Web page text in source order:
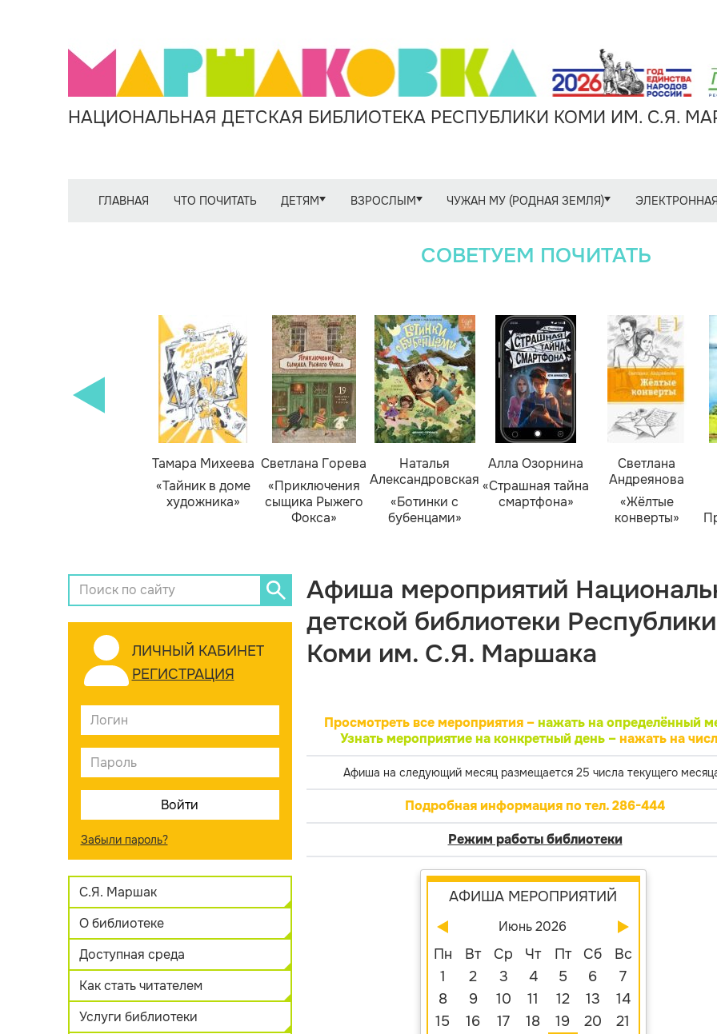
НАЦИОНАЛЬНАЯ ДЕТСКАЯ БИБЛИОТЕКА РЕСПУБЛИКИ КОМИ ИМ. С.Я.
ГЛАВНАЯ ЧТО ПОЧИТАТЬ ДЕТЯМ ВЗРОСЛЫМ ЧУЖАН МУ (РОДНАЯ ЗЕМЛЯ)
СОВЕТУЕМ ПОЧИТАТЬ
Тамара Михеева
«Тайник в доме
художника»
Светлана Горева
«Приключения
сыщика Рыжего
Фокса»
Наталья
Александровская
«Ботинки с
бубенцами»
Алла Озорнина
«Страшная тайна
смартфона»
Светлана
Андреянова
«Жёлтые
конверты»
ЛИЧНЫЙ КАБИНЕТ
РЕГИСТРАЦИЯ
Забыли пароль?
С.Я. Маршак
О библиотеке
Доступная среда
Как стать читателем
Услуги библиотеки
Афиша мероприятий
детской библиотеки Республики
Коми им. С.Я. Маршака
Просмотреть все мероприятия – нажать на определённый
Узнать мероприятие на конкретный день –нажать на
Афиша на следующий месяц размещается 25 числа текущего
Подробная информация по тел. 286-444
Режим работы библиотеки
АФИША МЕРОПРИЯТИЙ
Июнь 2026
Пн Вт Ср Чт Пт Сб
Вс
1
2 3 4 5 6
7
8
9 10 11 12 13
14
15
16 17 18 19 20
21